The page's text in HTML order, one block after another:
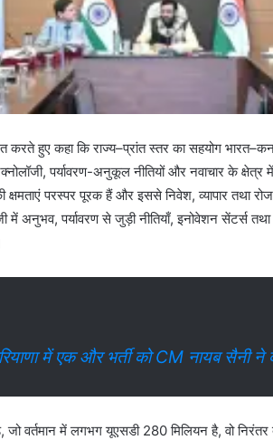
करते हुए कहा कि राज्य–प्रांत स्तर का सहयोग
पर्यावरण-अनुकूल नीतियों और नवाचार के क्षेत्र
क्षमताएं परस्पर पूरक हैं और इससे निवेश, व्यापार तथा
में अनुभव, पर्यावरण से जुड़ी नीतियाँ, इनोवेशन सेंटर्स
में एक और भर्ती को CM नायब सैनी ने
जो वर्तमान में लगभग यूएसडी 280 मिलियन है, वो